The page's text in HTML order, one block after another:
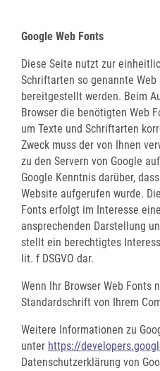
Google Web Fonts
Diese Seite nutzt zur
Schriftarten so genannte Web
bereitgestellt werden. Beim
Browser die benötigten Web
um Texte und Schriftarten
Zweck muss der von Ihnen
zu den Servern von Google
Google Kenntnis darüber,
Website aufgerufen wurde.
Fonts erfolgt im Interesse
ansprechenden Darstellung
stellt ein berechtigtes
lit. f DSGVO dar.
Wenn Ihr Browser Web Fonts
Standardschrift von Ihrem
Weitere Informationen zu
unter https://
Datenschutzerklärung von